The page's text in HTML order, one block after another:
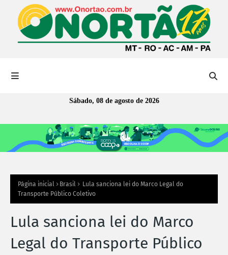
Sábado, 08 de agosto de 2026
Página inicial Brasil
Lula sanciona lei do Marco Legal do
Transporte Público Coletivo
Lula sanciona lei do Marco
Legal do Transporte Público